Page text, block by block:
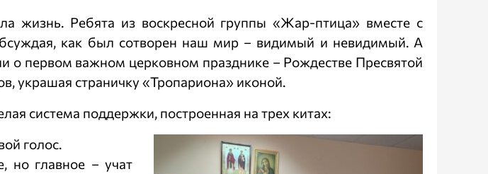
жизнь. Ребята из воскресной группы «Жар-птица» вместе с
как был сотворен наш мир – видимый и невидимый. А
о первом важном церковном празднике – Рождестве Пресвятой
украшая страничку «Тропариона» иконой.
система поддержки, построенная на трех китах:
голос.
но главное – учат